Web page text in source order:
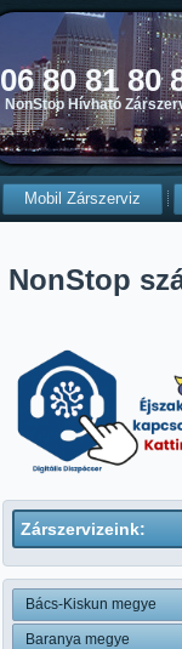
06 80 81 80
NonStop Hívható
Mobil Zárszerviz
NonStop
Zárszervizeink:
Bács-Kiskun megye
Baranya megye